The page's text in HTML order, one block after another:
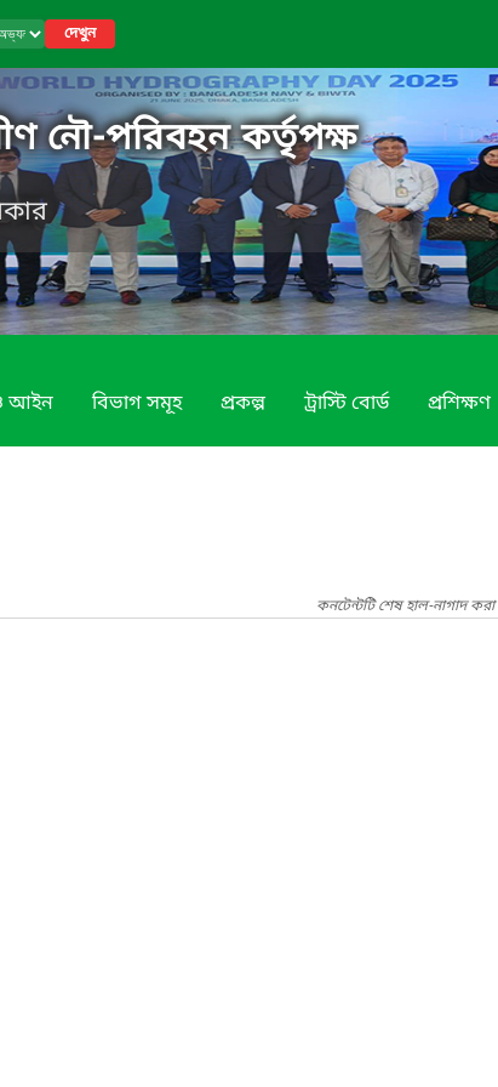
দেখুন
নৌ-পরিবহন কর্তৃপক্ষ
আইন বিভাগ সমূহ প্রকল্প ট্রাস্টি বোর্ড প্রশিক্ষণ
কনটেন্টটি শেষ হাল-নাগাদ